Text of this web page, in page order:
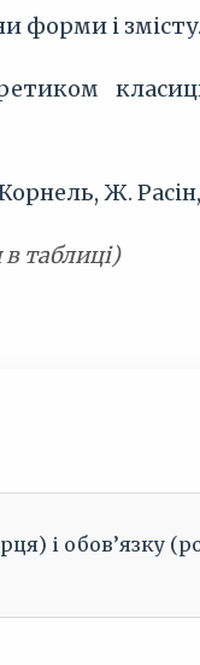
форми і змісту.
Ж.
таблиці)
і обов’язку